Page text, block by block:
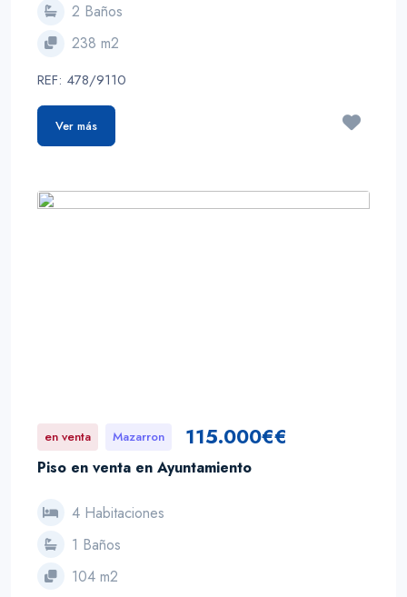
2 Baños
238 m2
REF: 478/9110
Ver más
en venta Mazarron 115.000€€
Piso en venta en Ayuntamiento
4 Habitaciones
1 Baños
104 m2